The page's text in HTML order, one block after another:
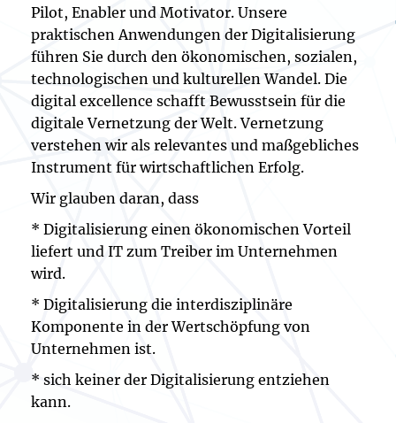
Pilot, Enabler und Motivator. Unsere
praktischen Anwendungen der Digitalisierung
führen Sie durch den ökonomischen, sozialen,
technologischen und kulturellen Wandel. Die
digital excellence schafft Bewusstsein für die
digitale Vernetzung der Welt. Vernetzung
verstehen wir als relevantes und maßgebliches
Instrument für wirtschaftlichen Erfolg.
Wir glauben daran, dass
* Digitalisierung einen ökonomischen Vorteil
liefert und IT zum Treiber im Unternehmen
wird.
* Digitalisierung die interdisziplinäre
Komponente in der Wertschöpfung von
Unternehmen ist.
* sich keiner der Digitalisierung entziehen
kann.